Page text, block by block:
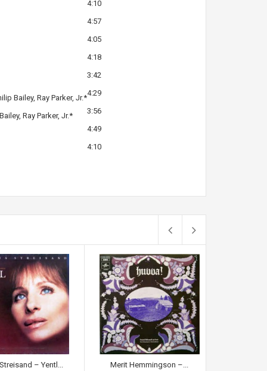
4:10
4:57
4:05
4:18
3:42
Bailey, Ray Parker, Jr.*
4:29
, Ray Parker, Jr.*
3:56
4:49
4:10
‎– Yentl... Merit Hemmingson ‎–...